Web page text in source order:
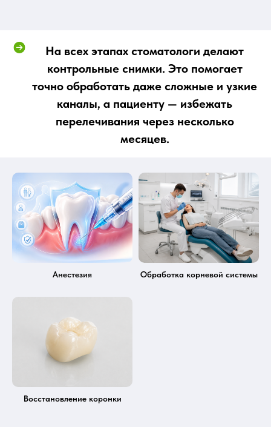
На всех этапах стоматологи делают
контрольные снимки. Это помогает
точно обработать даже сложные и узкие
каналы, а пациенту — избежать
перелечивания через несколько
месяцев.
Анестезия Обработка корневой системы
Восстановление коронки
ЗАДАТЬ ВОПРОС